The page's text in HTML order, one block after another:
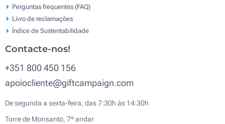
Perguntas frequentes (FAQ)
Livro de reclamaçōes
Índice de Sustentabilidade
Contacte-nos!
+351 800 450 156
apoiocliente@giftcampaign.com
De segunda a sexta-feira, das 7:30h às 14:30h
Torre de Monsanto, 7º andar